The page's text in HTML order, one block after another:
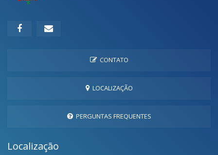
CONTATO
LOCALIZAÇÃO
PERGUNTAS FREQUENTES
Localização